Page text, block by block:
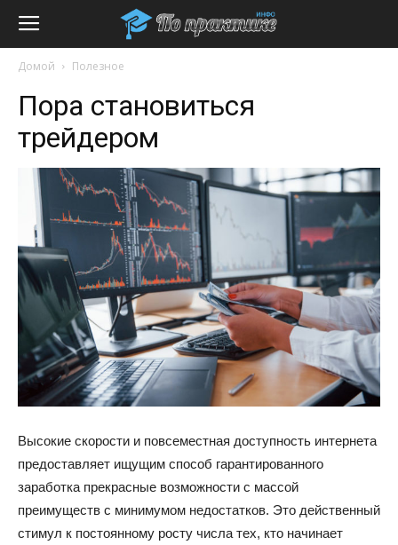
Домой Полезное
Пора становиться
трейдером
Высокие скорости и повсеместная доступность интернета
предоставляет ищущим способ гарантированного
заработка прекрасные возможности с массой
преимуществ с минимумом недостатков. Это действенный
стимул к постоянному росту числа тех, кто начинает